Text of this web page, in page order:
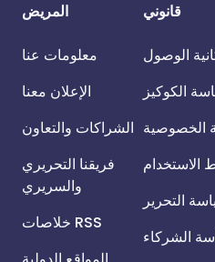
المريض
معلومات عنا
الإعلان معنا
الشراكات والتعاون
فريقنا التحريري
والسريري
خلاصات RSS
قانوني
الوصول
الكوكيز
الخصوصية
الاستخدام
التحرير
الشركاء